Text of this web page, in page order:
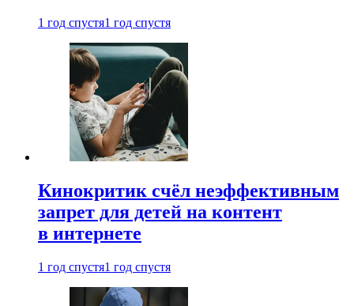
1 год спустя1 год спустя
Кинокритик счёл неэффективным
запрет для детей на контент
в интернете
1 год спустя1 год спустя